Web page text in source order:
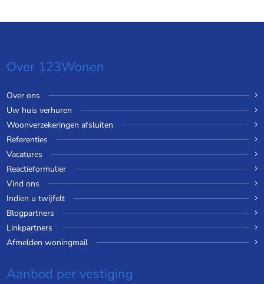
Over 123Wonen
Over ons
Uw huis verhuren
Woonverzekeringen afsluiten
Referenties
Vacatures
Reactieformulier
Vind ons
Indien u twijfelt
Blogpartners
Linkpartners
Afmelden woningmail
Aanbod per vestiging